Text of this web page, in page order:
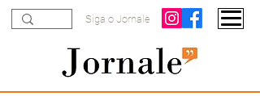
Siga o Jornale